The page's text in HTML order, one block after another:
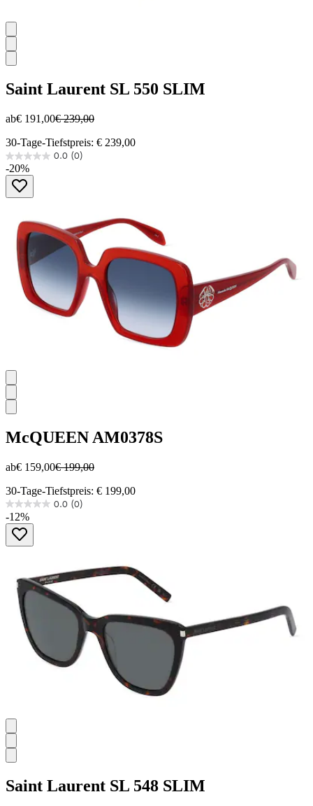
Saint Laurent SL 550 SLIM
ab€ 191,00€ 239,00
30-Tage-Tiefstpreis: € 239,00
0.0 (0)
0.0
von
Sternen.
-20%
McQUEEN AM0378S
ab€ 159,00€ 199,00
30-Tage-Tiefstpreis: € 199,00
0.0 (0)
0.0
von
Sternen.
-12%
Saint Laurent SL 548 SLIM